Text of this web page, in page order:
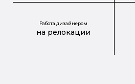
Работа дизайнером
на релокации